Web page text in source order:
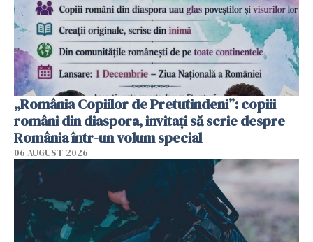
„România Copiilor de Pretutindeni”: copiii
români din diaspora, invitați să scrie despre
România într-un volum special
06 AUGUST 2026